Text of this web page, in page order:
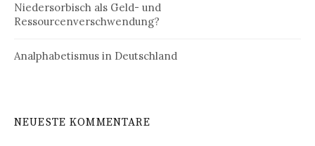
Niedersorbisch als Geld- und
Ressourcenverschwendung?
Analphabetismus in Deutschland
NEUESTE KOMMENTARE